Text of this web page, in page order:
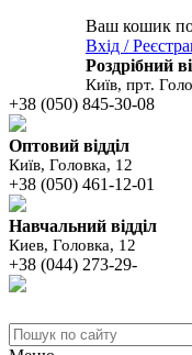
Ваш кошик
Вхід /
Роздрібний
Київ, прт.
+38 (050) 845-30-08
Оптовий відділ
Київ, Головка, 12
+38 (050) 461-12-01
Навчальний відділ
Киев, Головка, 12
+38 (044) 273-29-